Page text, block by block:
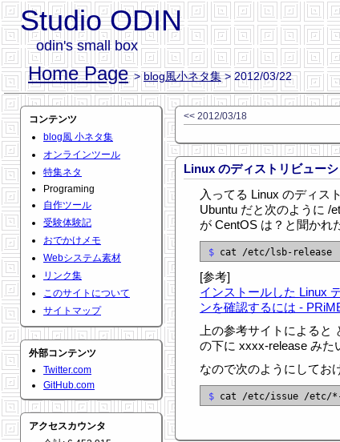
Studio ODIN
odin's small box
Home Page >blog風小ネタ集> 2012/03/22
コンテンツ
blog風 小ネタ集
オンラインツール
特集ネタ
Programing
自作ツール
受験体験記
おでかけメモ
Webシステム素材
リンク集
このサイトについて
サイトマップ
外部コンテンツ
Twitter.com
GitHub.com
アクセスカウンタ
<< 2012/03/18
Linux のディストリビュー
入ってる Linux のディス
Ubuntu だと次のように /
が CentOS は？と聞かれ
$
[参考]
インストールした Linux
ンを確認するには -
上の参考サイトによると
の下に xxxx-release みた
なので次のようにしてお
$